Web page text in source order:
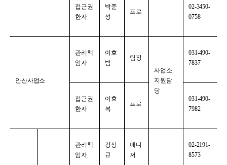
접근권
한자
박준
성
프로
02-3450-
0758
안산사업소
관리책
임자
이호
범
팀장
사업소
지원담
당
031-490-
7837
접근권
한자
이효
복
프로
031-490-
7982
관리책
임자
강상
규
매니
저
02-2191-
8573